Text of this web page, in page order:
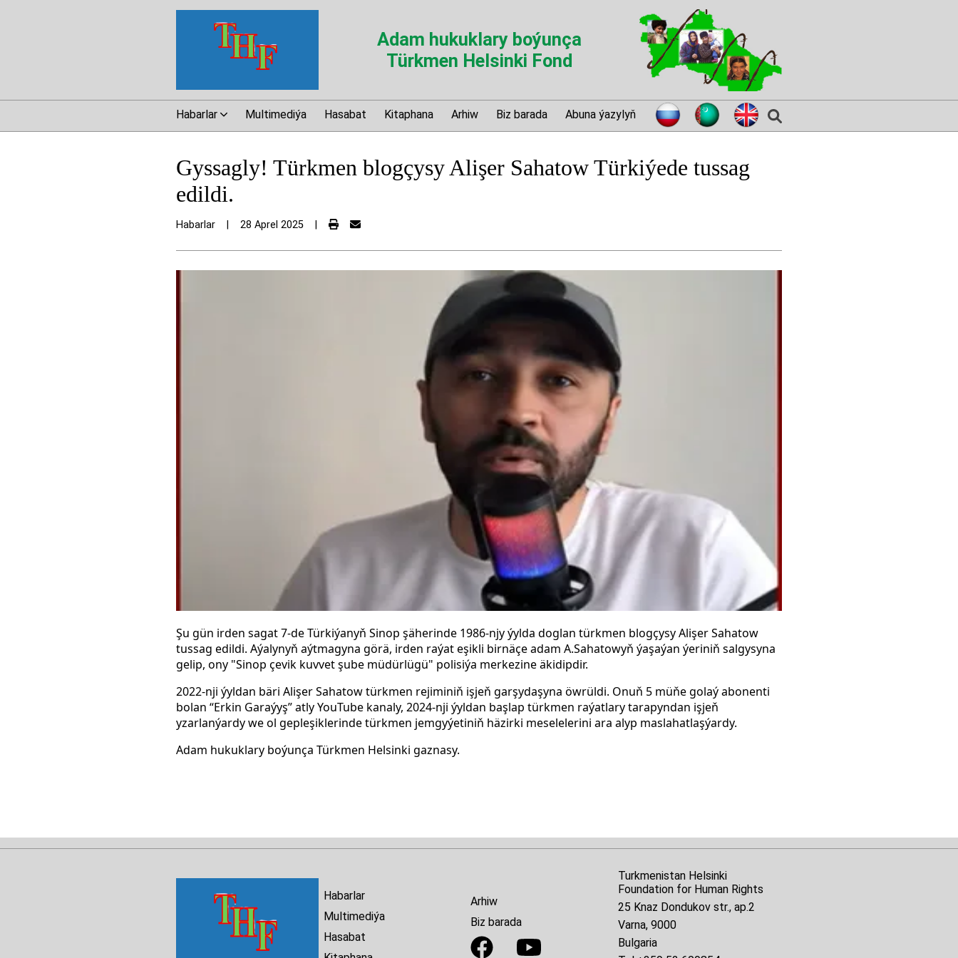
Adam hukuklary boýunça
Türkmen Helsinki Fond
Habarlar Multimediýa Hasabat Kitaphana Arhiw Biz barada Abuna ýazylyň
Gyssagly! Türkmen blogçysy Alişer Sahatow Türkiýede tussag
edildi.
Habarlar 28 Aprel 2025
Şu gün irden sagat 7-de Türkiýanyň Sinop şäherinde 1986-njy ýylda doglan türkmen blogçysy Alişer Sahatow
tussag edildi. Aýalynyň aýtmagyna görä, irden raýat eşikli birnäçe adam A.Sahatowyň ýaşaýan ýeriniň salgysyna
gelip, ony "Sinop çevik kuvvet şube müdürlügü" polisiýa merkezine äkidipdir.
2022-nji ýyldan bäri Alişer Sahatow türkmen rejiminiň işjeň garşydaşyna öwrüldi. Onuň 5 müňe golaý abonenti
bolan “Erkin Garaýyş” atly YouTube kanaly, 2024-nji ýyldan başlap türkmen raýatlary tarapyndan işjeň
yzarlanýardy we ol gepleşiklerinde türkmen jemgyýetiniň häzirki meselelerini ara alyp maslahatlaşýardy.
Adam hukuklary boýunça Türkmen Helsinki gaznasy.
Habarlar
Multimediýa
Hasabat
Arhiw
Biz barada
Turkmenistan Helsinki
Foundation for Human Rights
25 Knaz Dondukov str., ap.2
Varna, 9000
Bulgaria